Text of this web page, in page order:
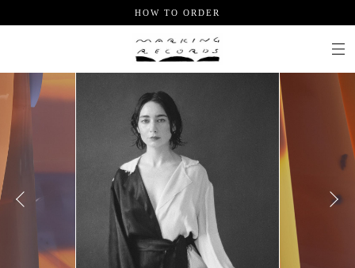
HOW TO ORDER